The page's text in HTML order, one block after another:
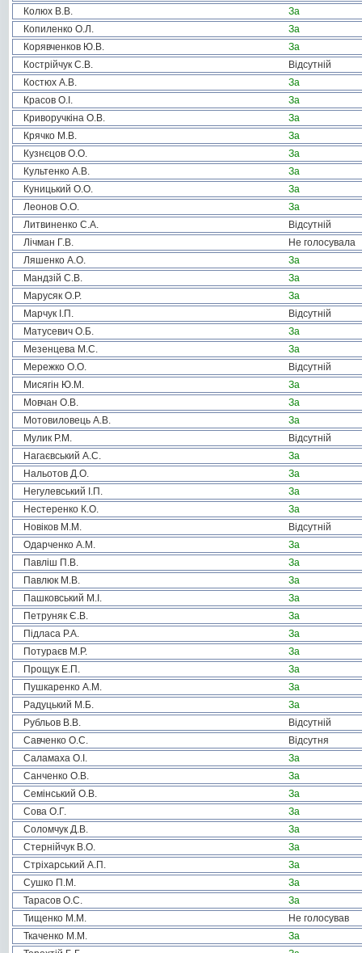
Колюх В.В.
За
Копиленко О.Л.
За
Корявченков Ю.В.
За
Кострійчук С.В.
Відсутній
Костюх А.В.
За
Красов О.І.
За
Криворучкіна О.В.
За
Крячко М.В.
За
Кузнєцов О.О.
За
Культенко А.В.
За
Куницький О.О.
За
Леонов О.О.
За
Литвиненко С.А.
Відсутній
Лічман Г.В.
Не голосувала
Ляшенко А.О.
За
Мандзій С.В.
За
Марусяк О.Р.
За
Марчук І.П.
Відсутній
Матусевич О.Б.
За
Мезенцева М.С.
За
Мережко О.О.
Відсутній
Мисягін Ю.М.
За
Мовчан О.В.
За
Мотовиловець А.В.
За
Мулик Р.М.
Відсутній
Нагаєвський А.С.
За
Нальотов Д.О.
За
Негулевський І.П.
За
Нестеренко К.О.
За
Новіков М.М.
Відсутній
Одарченко А.М.
За
Павліш П.В.
За
Павлюк М.В.
За
Пашковський М.І.
За
Петруняк Є.В.
За
Підласа Р.А.
За
Потураєв М.Р.
За
Прощук Е.П.
За
Пушкаренко А.М.
За
Радуцький М.Б.
За
Рубльов В.В.
Відсутній
Савченко О.С.
Відсутня
Саламаха О.І.
За
Санченко О.В.
За
Семінський О.В.
За
Сова О.Г.
За
Соломчук Д.В.
За
Стернійчук В.О.
За
Стріхарський А.П.
За
Сушко П.М.
За
Тарасов О.С.
За
Тищенко М.М.
Не голосував
Ткаченко М.М.
За